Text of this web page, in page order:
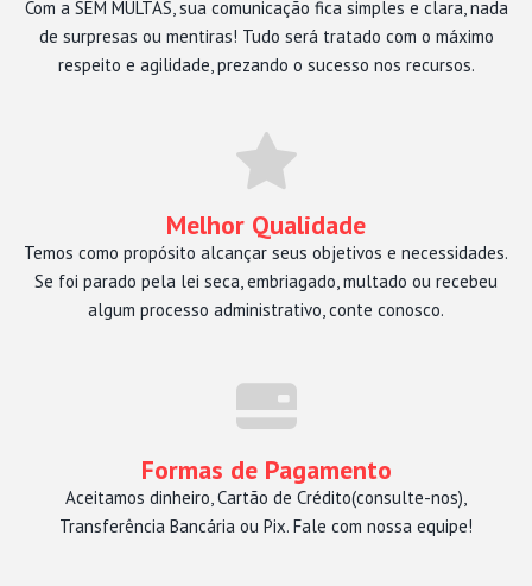
Com a SEM MULTAS, sua comunicação fica simples e clara, nada
de surpresas ou mentiras! Tudo será tratado com o máximo
respeito e agilidade, prezando o sucesso nos recursos.
Melhor Qualidade
Temos como propósito alcançar seus objetivos e necessidades.
Se foi parado pela lei seca, embriagado, multado ou recebeu
algum processo administrativo, conte conosco.
Formas de Pagamento
Aceitamos dinheiro, Cartão de Crédito(consulte-nos),
Transferência Bancária ou Pix. Fale com nossa equipe!